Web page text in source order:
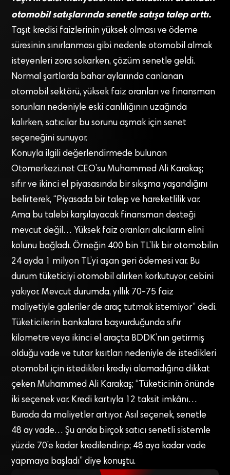
otomobil satışlarında senetle satışa talep arttı.
Taşıt kredisi faizlerinin yüksek olması ve ödeme
süresinin sınırlanması gibi nedenle otomobil almak
isteyenleri zora sokarken, çözüm senetle geldi.
Normal şartlarda bahar aylarında canlanan
otomobil sektörü, yüksek faiz oranları ve finansman
sorunları nedeniyle eski canlılığının uzağında
kalırken, satıcılar bu sorunu aşmak için senet
seçeneğini sunuyor.
Konuyla ilgili değerlendirmede bulunan
Otomerkezi.net CEO’su Muhammed Ali Karakaş;
sıfır ve ikinci el piyasasında bir sıkışma yaşandığını
belirterek, “Piyasada bir talep ve hareketlilik var.
Ama bu talebi karşılayacak finansman desteği
mevcut değil… Yüksek faiz oranları alıcıların elini
kolunu bağladı. Örneğin 400 bin TL’lik bir otomobilin
24 ayda 1 milyon TL’yi aşan geri ödemesi var. Bu
durum tüketiciyi otomobil alırken korkutuyor, cebini
yakıyor. Mevcut durumda, yıllık 70-75 faiz
maliyetiyle galeriler de araç tutmak istemiyor” dedi.
Tüketicilerin bankalara başvurduğunda sıfır
kilometre veya ikinci el araçta BDDK’nın getirmiş
olduğu vade ve tutar kısıtları nedeniyle de istedikleri
otomobil için istedikleri krediyi alamadığına dikkat
çeken Muhammed Ali Karakaş; “Tüketicinin önünde
iki seçenek var. Kredi kartıyla 12 taksit imkânı…
Burada da maliyetler artıyor. Asıl seçenek, senetle
48 ay vade… Şu anda birçok satıcı senetli sistemle
yüzde 70’e kadar kredilendirip; 48 aya kadar vade
yapmaya başladı” diye konuştu.